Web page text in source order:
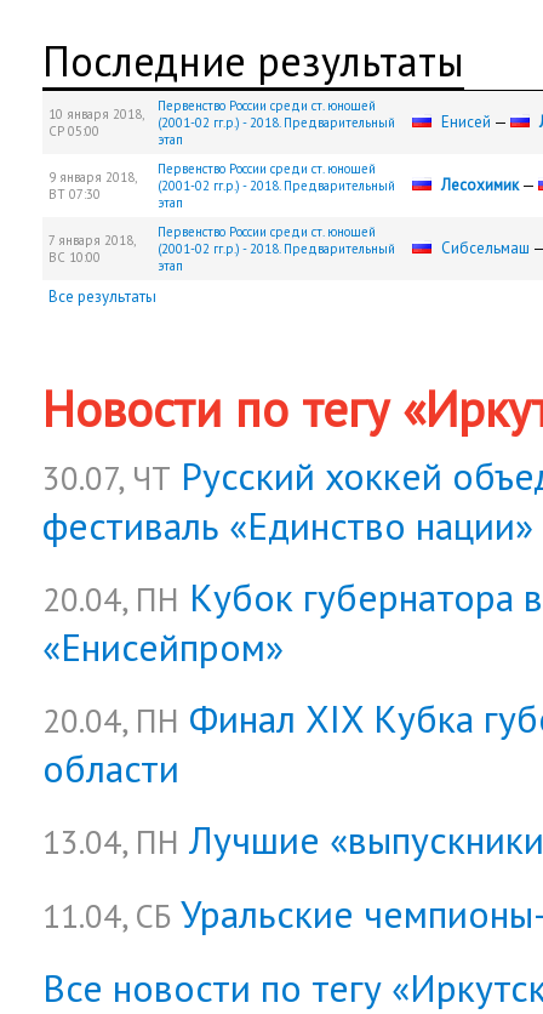
Последние результаты
10 января 2018,
СР 05:00
Первенство России среди ст. юношей
(2001-02 гг.р.) - 2018. Предварительный
этап
Енисей —
9 января 2018,
ВТ 07:30
Первенство России среди ст. юношей
(2001-02 гг.р.) - 2018. Предварительный
этап
Лесохимик—
7 января 2018,
ВС 10:00
Первенство России среди ст. юношей
(2001-02 гг.р.) - 2018. Предварительный
этап
Сибсельмаш
Все результаты
Новости по тегу
30.07, ЧТ Русский хоккей
фестиваль «Единство
20.04, ПН Кубок губернатора
«Енисейпром»
20.04, ПН Финал XIX Кубка
области
13.04, ПН Лучшие
11.04, СБ Уральские
Все новости по тегу